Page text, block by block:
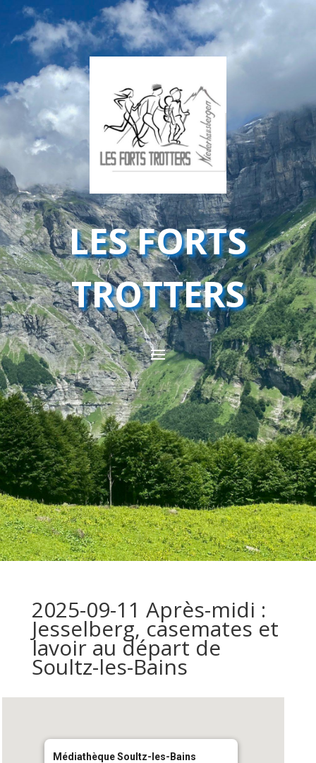
LES FORTS
TROTTERS
2025-09-11 Après-midi :
Jesselberg, casemates et
lavoir au départ de
Soultz-les-Bains
Médiathèque Soultz-les-Bains